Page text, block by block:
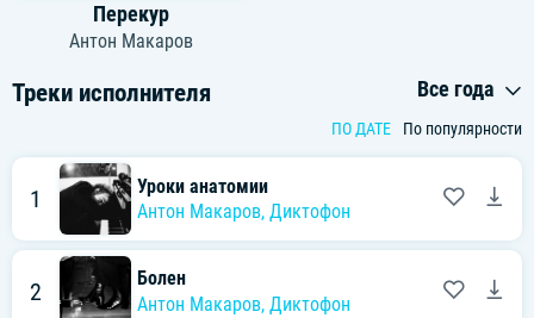
Перекур
Антон Макаров
Треки исполнителя Все года
ПО ДАТЕ По популярности
1
Уроки анатомии
Антон Макаров, Диктофон
2
Болен
Антон Макаров, Диктофон